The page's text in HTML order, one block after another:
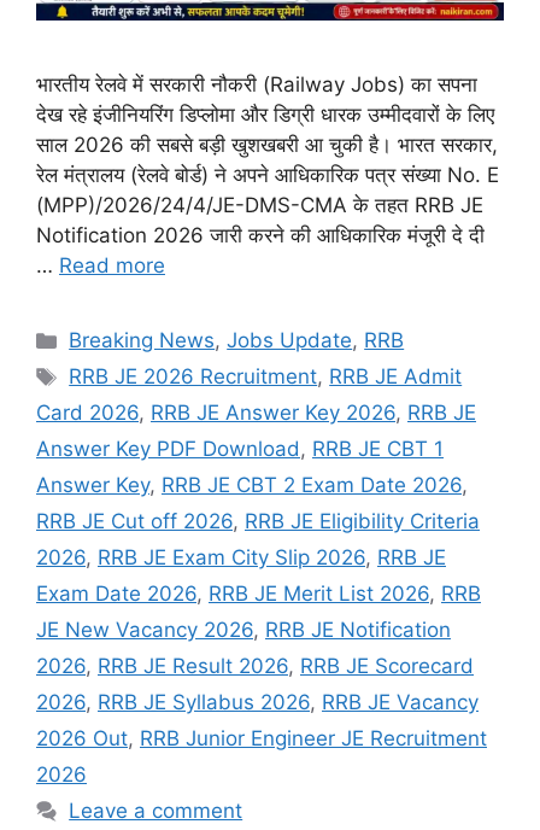
भारतीय रेलवे में सरकारी नौकरी (Railway Jobs) का सपना
देख रहे इंजीनियरिंग डिप्लोमा और डिग्री धारक उम्मीदवारों के लिए
साल 2026 की सबसे बड़ी खुशखबरी आ चुकी है। भारत सरकार,
रेल मंत्रालय (रेलवे बोर्ड) ने अपने आधिकारिक पत्र संख्या No. E
(MPP)/2026/24/4/JE-DMS-CMA के तहत RRB JE
Notification 2026 जारी करने की आधिकारिक मंजूरी दे दी
… Read more
Categories
Breaking News,Jobs Update, RRB
Tags
RRB JE 2026 Recruitment, RRB JE Admit
Card 2026, RRB JE Answer Key 2026, RRB JE
Answer Key PDF Download, RRB JE CBT 1
Answer Key, RRB JE CBT 2 Exam Date 2026,
RRB JE Cut off 2026, RRB JE Eligibility Criteria
2026, RRB JE Exam City Slip 2026, RRB JE
Exam Date 2026, RRB JE Merit List 2026, RRB
JE New Vacancy 2026, RRB JE Notification
2026, RRB JE Result 2026, RRB JE Scorecard
2026, RRB JE Syllabus 2026, RRB JE Vacancy
2026 Out, RRB Junior Engineer JE Recruitment
2026
Leave a comment